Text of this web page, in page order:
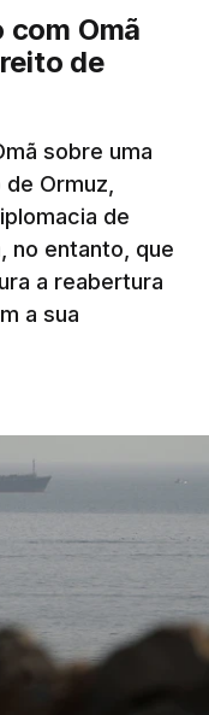
Oriente,
cento de
e a cerca
com Israel.
rápida em
de Paz, a
preparação de
essenciais para
funcionário.
base militar
Estabilização
Omã
de
sobre uma
Ormuz,
de
no entanto, que
a reabertura
a sua